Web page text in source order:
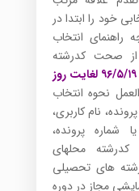
خود را ابتدا در
انتخاب
صحت کدرشته
از روز پنج شنبه ۹۶/۵/۱۹ لغایت روز
نحوه انتخاب
نام کاربری،
شماره پرونده،
کدرشته محلهای
های تحصیلی
مجاز در دوره